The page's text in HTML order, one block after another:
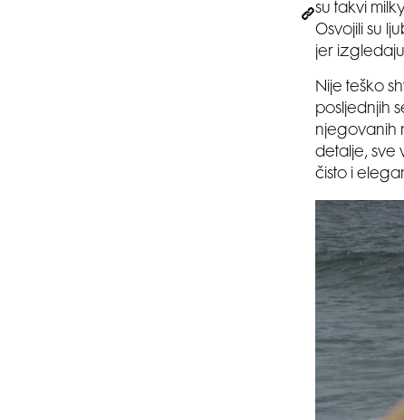
su takvi
Osvojili su
jer
Nije teško
posljednjih
njegovanih
detalje, sve
čisto i